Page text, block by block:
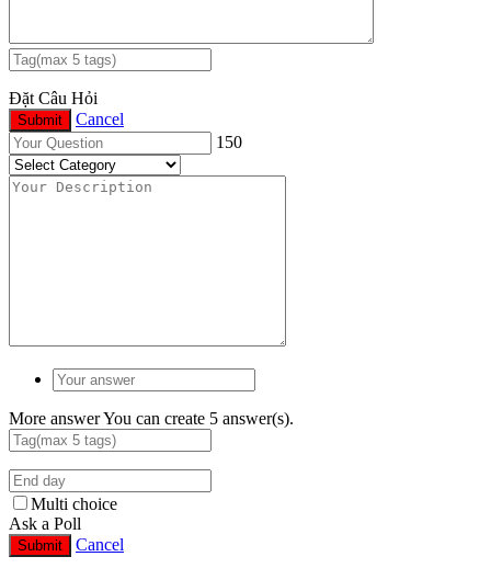
Đặt Câu Hỏi
Submit
Cancel
150
More answerYou can create 5 answer(s).
Multi choice
Ask a Poll
Submit Cancel